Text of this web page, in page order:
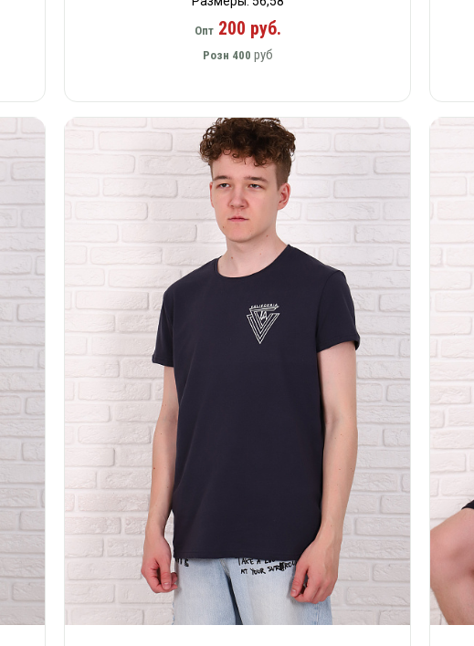
Опт200 руб.
Розн 400 руб